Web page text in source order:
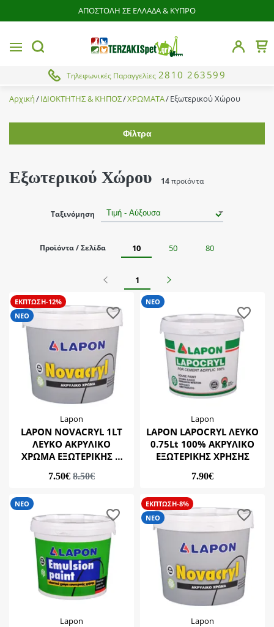
ΑΠΟΣΤΟΛΗ ΣΕ ΕΛΛΑΔΑ & ΚΥΠΡΟ
Τηλεφωνικές Παραγγελίες 2810 263599
MENUbutton.search Το
Αρχική ΙΔΙΟΚΤΗΤΗΣ & ΚΗΠΟΣ ΧΡΩΜΑΤΑ Εξωτερικού Χώρου
Φίλτρα
Κεραμιδί
BEST SELLER
ΝΕΟ
Υποκατηγορίες
Εξωτερικού Χώρου
Εσωτερικού Χώρου
Εξωτερικού Χώρου 14προϊόντα
Ταξινόμηση
Προϊόντα / Σελίδα 10 50 80
Προηγούμενο
1 Επόμενο
ΕΚΠΤΩΣΗ-12%
ΝΕΟ
Lapon
LAPON NOVACRYL 1LT
ΛΕΥΚΟ ΑΚΡΥΛΙΚΟ
ΧΡΩΜΑ ΕΞΩΤΕΡΙΚΗΣ &
ΠΡΟΣΤΑΣΙΑ)
7.50€ 8.50€
ΝΕΟ
Lapon
LAPON LAPOCRYL ΛΕΥΚΟ
0.75Lt 100% ΑΚΡΥΛΙΚΟ
ΕΞΩΤΕΡΙΚΗΣ ΧΡΗΣΗΣ
7.90€
ΝΕΟ
Lapon
ΕΚΠΤΩΣΗ-8%
ΝΕΟ
Lapon